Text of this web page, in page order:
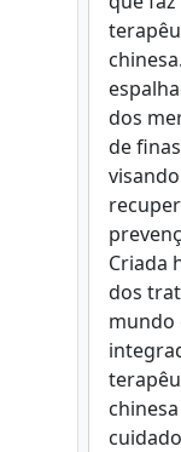
dos
de
Criada
dos
mundo